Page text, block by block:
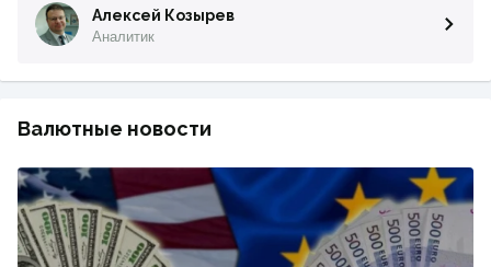
Алексей Козырев
Аналитик
Валютные новости